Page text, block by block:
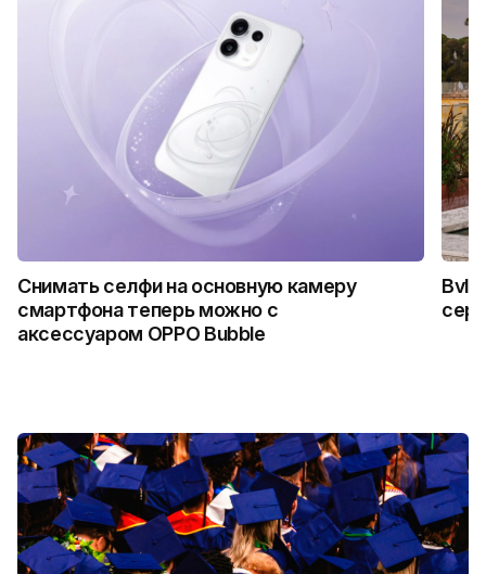
Снимать селфи на основную камеру
смартфона теперь можно с
аксессуаром OPPO Bubble